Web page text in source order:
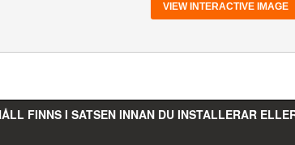
VIEW INTERACTIVE IMAGE
FINNS I SATSEN INNAN DU INSTALLERAR